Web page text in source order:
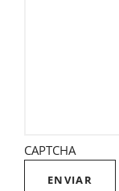
CAPTCHA